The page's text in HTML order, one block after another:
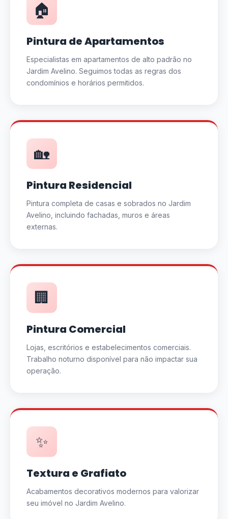
🏠
Pintura de Apartamentos
Especialistas em apartamentos de alto padrão no
Jardim Avelino. Seguimos todas as regras dos
condomínios e horários permitidos.
🏡
Pintura Residencial
Pintura completa de casas e sobrados no Jardim
Avelino, incluindo fachadas, muros e áreas
externas.
🏢
Pintura Comercial
Lojas, escritórios e estabelecimentos comerciais.
Trabalho noturno disponível para não impactar sua
operação.
✨
Textura e Grafiato
Acabamentos decorativos modernos para valorizar
seu imóvel no Jardim Avelino.